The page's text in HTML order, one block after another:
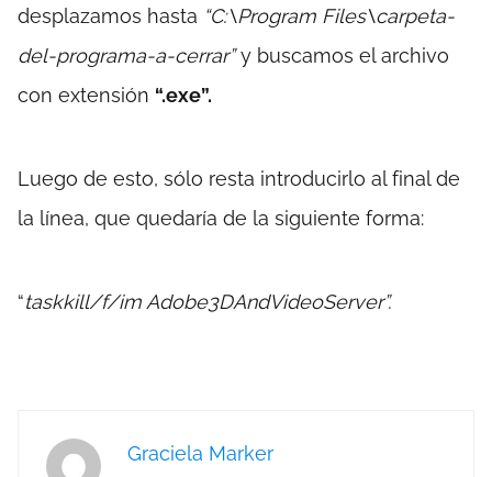
desplazamos hasta “C:\Program Files\carpeta-
del-programa-a-cerrar”y buscamos el archivo
con extensión “.exe”.
Luego de esto, sólo resta introducirlo al final de
la línea, que quedaría de la siguiente forma:
“taskkill/f/im Adobe3DAndVideoServer”.
Graciela Marker